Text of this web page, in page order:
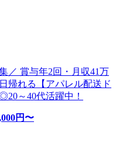
／ 賞与年2回・月収41万
帰れる【アパレル配送ド
～40代活躍中！
円〜